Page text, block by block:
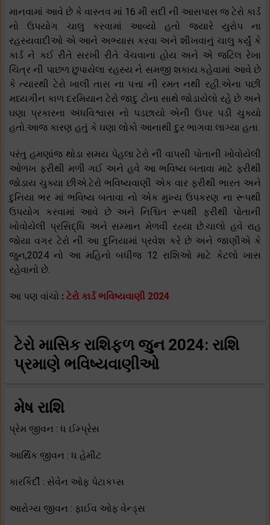
માનવામાં આવે છે કે વાસ્તવ માં 16 મી સદી ની આસપાસ જ ટેરો કાર્ડ
નો ઉપયોગ ચાલુ કરવામાં આવ્યો હતો જયારે યુરોપ ના
રહસ્યવાદીઓ એ આને અભ્યાસ કરવા અને શીખવાનું ચાલુ કર્યું કે
કાર્ડ ને કઈ રીતે સરખી રીતે વેંચવાના હોય અને એ જટિલ રેખા
ચિત્ર ની પાછળ છુપાયેલા રહસ્ય ને સમજી શકાય.કહેવામાં આવે છે
કે ત્યારથી ટેરો ખાલી તાસ ના પત્તા ની રમત નથી રહી.એના પછી
મધ્યગીન કાળ દરમિયાન ટેરો જાદુ ટોના સાથે જોડાયેલો રહે છે અને
ઘણા પ્રકારના અંધવિશ્વાસ નો પડછાયો એની ઉપર પડી ચુક્યો
હતો.આજ કારણ હતું કે ઘણા લોકો આનાથી દુર ભાગવા લાગ્યા હતા.
પરંતુ હમણાંજ થોડા સમય પેહલા ટેરો ની વાપસી પોતાની ખોવોયેલી
ઓળખ ફરીથી મળી ગઈ અને હવે આ ભવિષ્ય બતાવા માટે ફરીથી
જોડાય ચુક્યા છીએ.ટેરો ભવિષ્યવાણી એક વાર ફરીથી ભારત અને
દુનિયા ભર માં ભવિષ્ય બતાવા નો એક મુખ્ય ઉપકરણ ના રૂપથી
ઉપયોગ કરવામાં આવે છે અને નિશ્ચિત રૂપથી ફરીથી પોતાની
ખોવોયેલી પ્રસિદ્ધિ અને સમ્માન મેળવી રહ્યા છે.ચાલો હવે રાહ
જોયા વગર ટેરો ની આ દુનિયામાં પ્રવેશ કરે છે અને જાણીએ કે
જુન,2024 નો આ મહિનો બધીજ 12 રાશિઓ માટે કેટલો ખાસ
રહેવાનો છે.
આ પણ વાંચો : ટેરો કાર્ડ ભવિષ્યવાણી 2024
ટેરો માસિક રાશિફળ જુન 2024: રાશિ
પ્રમાણે ભવિષ્યવાણીઓ
મેષ રાશિ
પ્રેમ જીવન : ધ ઈમ્પ્રેસ
આર્થિક જીવન : ધ હેમીટ
કારકિર્દી : સેવેન ઓફ પેટાકપ્સ
આરોગ્ય જીવન : ફાઈવ ઓફ વેન્ડ્સ